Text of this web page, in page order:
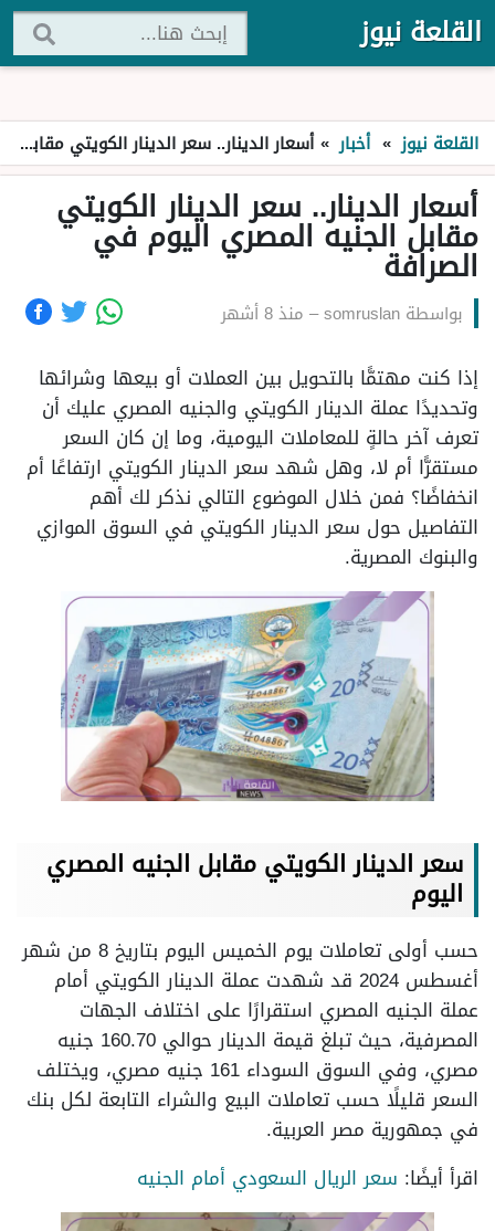
القلعة نيوز
القلعة نيوز » أخبار » أسعار الدينار.. سعر الدينار الكويتي مقابل الجنيه المصري اليوم في الصرافة
أسعار الدينار.. سعر الدينار الكويتي
مقابل الجنيه المصري اليوم في
الصرافة
بواسطة somruslan
– منذ 8 أشهر
إذا كنت مهتمًّا بالتحويل بين العملات أو بيعها وشرائها
وتحديدًا عملة الدينار الكويتي والجنيه المصري عليك أن
تعرف آخر حالةٍ للمعاملات اليومية، وما إن كان السعر
مستقرًّا أم لا، وهل شهد سعر الدينار الكويتي ارتفاعًا أم
انخفاضًا؟ فمن خلال الموضوع التالي نذكر لك أهم
التفاصيل حول سعر الدينار الكويتي في السوق الموازي
والبنوك المصرية.
سعر الدينار الكويتي مقابل الجنيه المصري
اليوم
حسب أولى تعاملات يوم الخميس اليوم بتاريخ 8 من شهر
أغسطس 2024 قد شهدت عملة الدينار الكويتي أمام
عملة الجنيه المصري استقرارًا على اختلاف الجهات
المصرفية، حيث تبلغ قيمة الدينار حوالي 160.70 جنيه
مصري، وفي السوق السوداء 161 جنيه مصري، ويختلف
السعر قليلًا حسب تعاملات البيع والشراء التابعة لكل بنك
في جمهورية مصر العربية.
اقرأ أيضًا: سعر الريال السعودي أمام الجنيه